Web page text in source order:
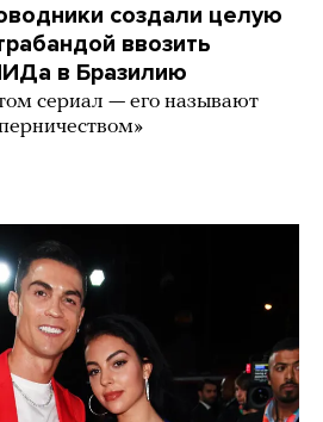
создали целую
ввозить
в Бразилию
сериал — его называют